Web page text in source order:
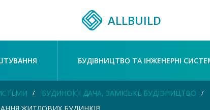
ALLBUILD
БУДІВНИЦТВО ТА ІНЖЕНЕРНІ
БУДИНОК І ДАЧА, ЗАМІСЬКЕ БУДІВНИЦТВО